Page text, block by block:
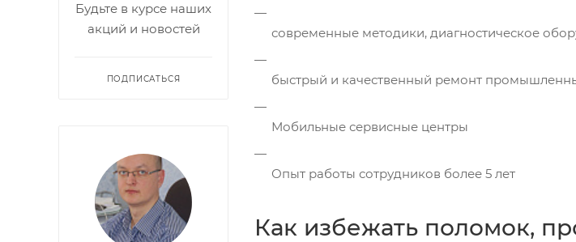
современные методики, диагностическое
быстрый и качественный ремонт
Мобильные сервисные центры
Опыт работы сотрудников более 5 лет
Как избежать поломок,
Будьте в курсе наших
акций и новостей
ПОДПИСАТЬСЯ